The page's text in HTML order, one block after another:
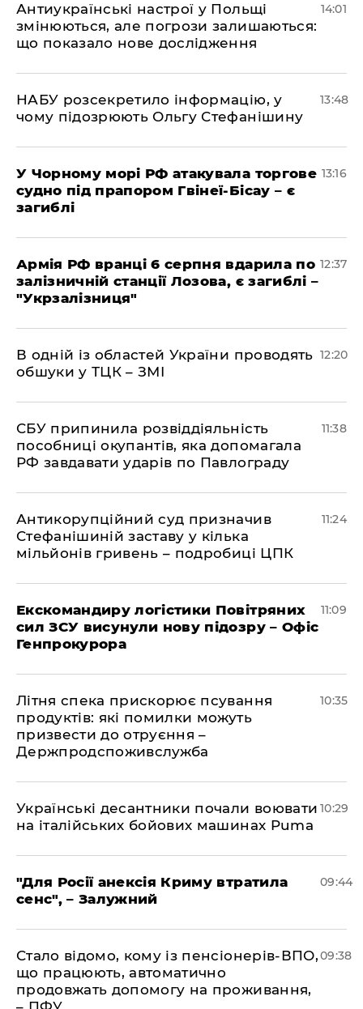
Антиукраїнські настрої у Польщі
змінюються, але погрози залишаються:
що показало нове дослідження
14:01
НАБУ розсекретило інформацію, у
чому підозрюють Ольгу Стефанішину
13:48
У Чорному морі РФ атакувала торгове
судно під прапором Гвінеї-Бісау – є
загиблі
13:16
Армія РФ вранці 6 серпня вдарила по
залізничній станції Лозова, є загиблі –
"Укрзалізниця"
12:37
В одній із областей України проводять
обшуки у ТЦК – ЗМІ
12:20
СБУ припинила розвіддіяльність
пособниці окупантів, яка допомагала
РФ завдавати ударів по Павлограду
11:38
Антикорупційний суд призначив
Стефанішиній заставу у кілька
мільйонів гривень – подробиці ЦПК
11:24
Екскомандиру логістики Повітряних
сил ЗСУ висунули нову підозру – Офіс
Генпрокурора
11:09
Літня спека прискорює псування
продуктів: які помилки можуть
призвести до отруєння –
Держпродспоживслужба
10:35
Українські десантники почали воювати
на італійських бойових машинах Puma
10:29
"Для Росії анексія Криму втратила
сенс", – Залужний
09:44
Стало відомо, кому із пенсіонерів-ВПО,
що працюють, автоматично
продовжать допомогу на проживання,
09:38